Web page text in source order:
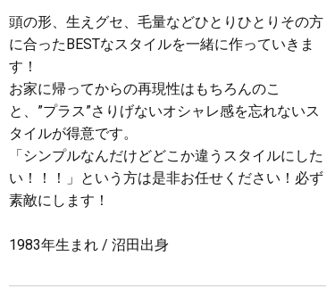
頭の形、生えグセ、毛量などひとりひとりその方
に合ったBESTなスタイルを一緒に作っていきま
す！
お家に帰ってからの再現性はもちろんのこ
と、”プラス”さりげないオシャレ感を忘れないス
タイルが得意です。
「シンプルなんだけどどこか違うスタイルにした
い！！！」という方は是非お任せください！必ず
素敵にします！
1983年生まれ / 沼田出身